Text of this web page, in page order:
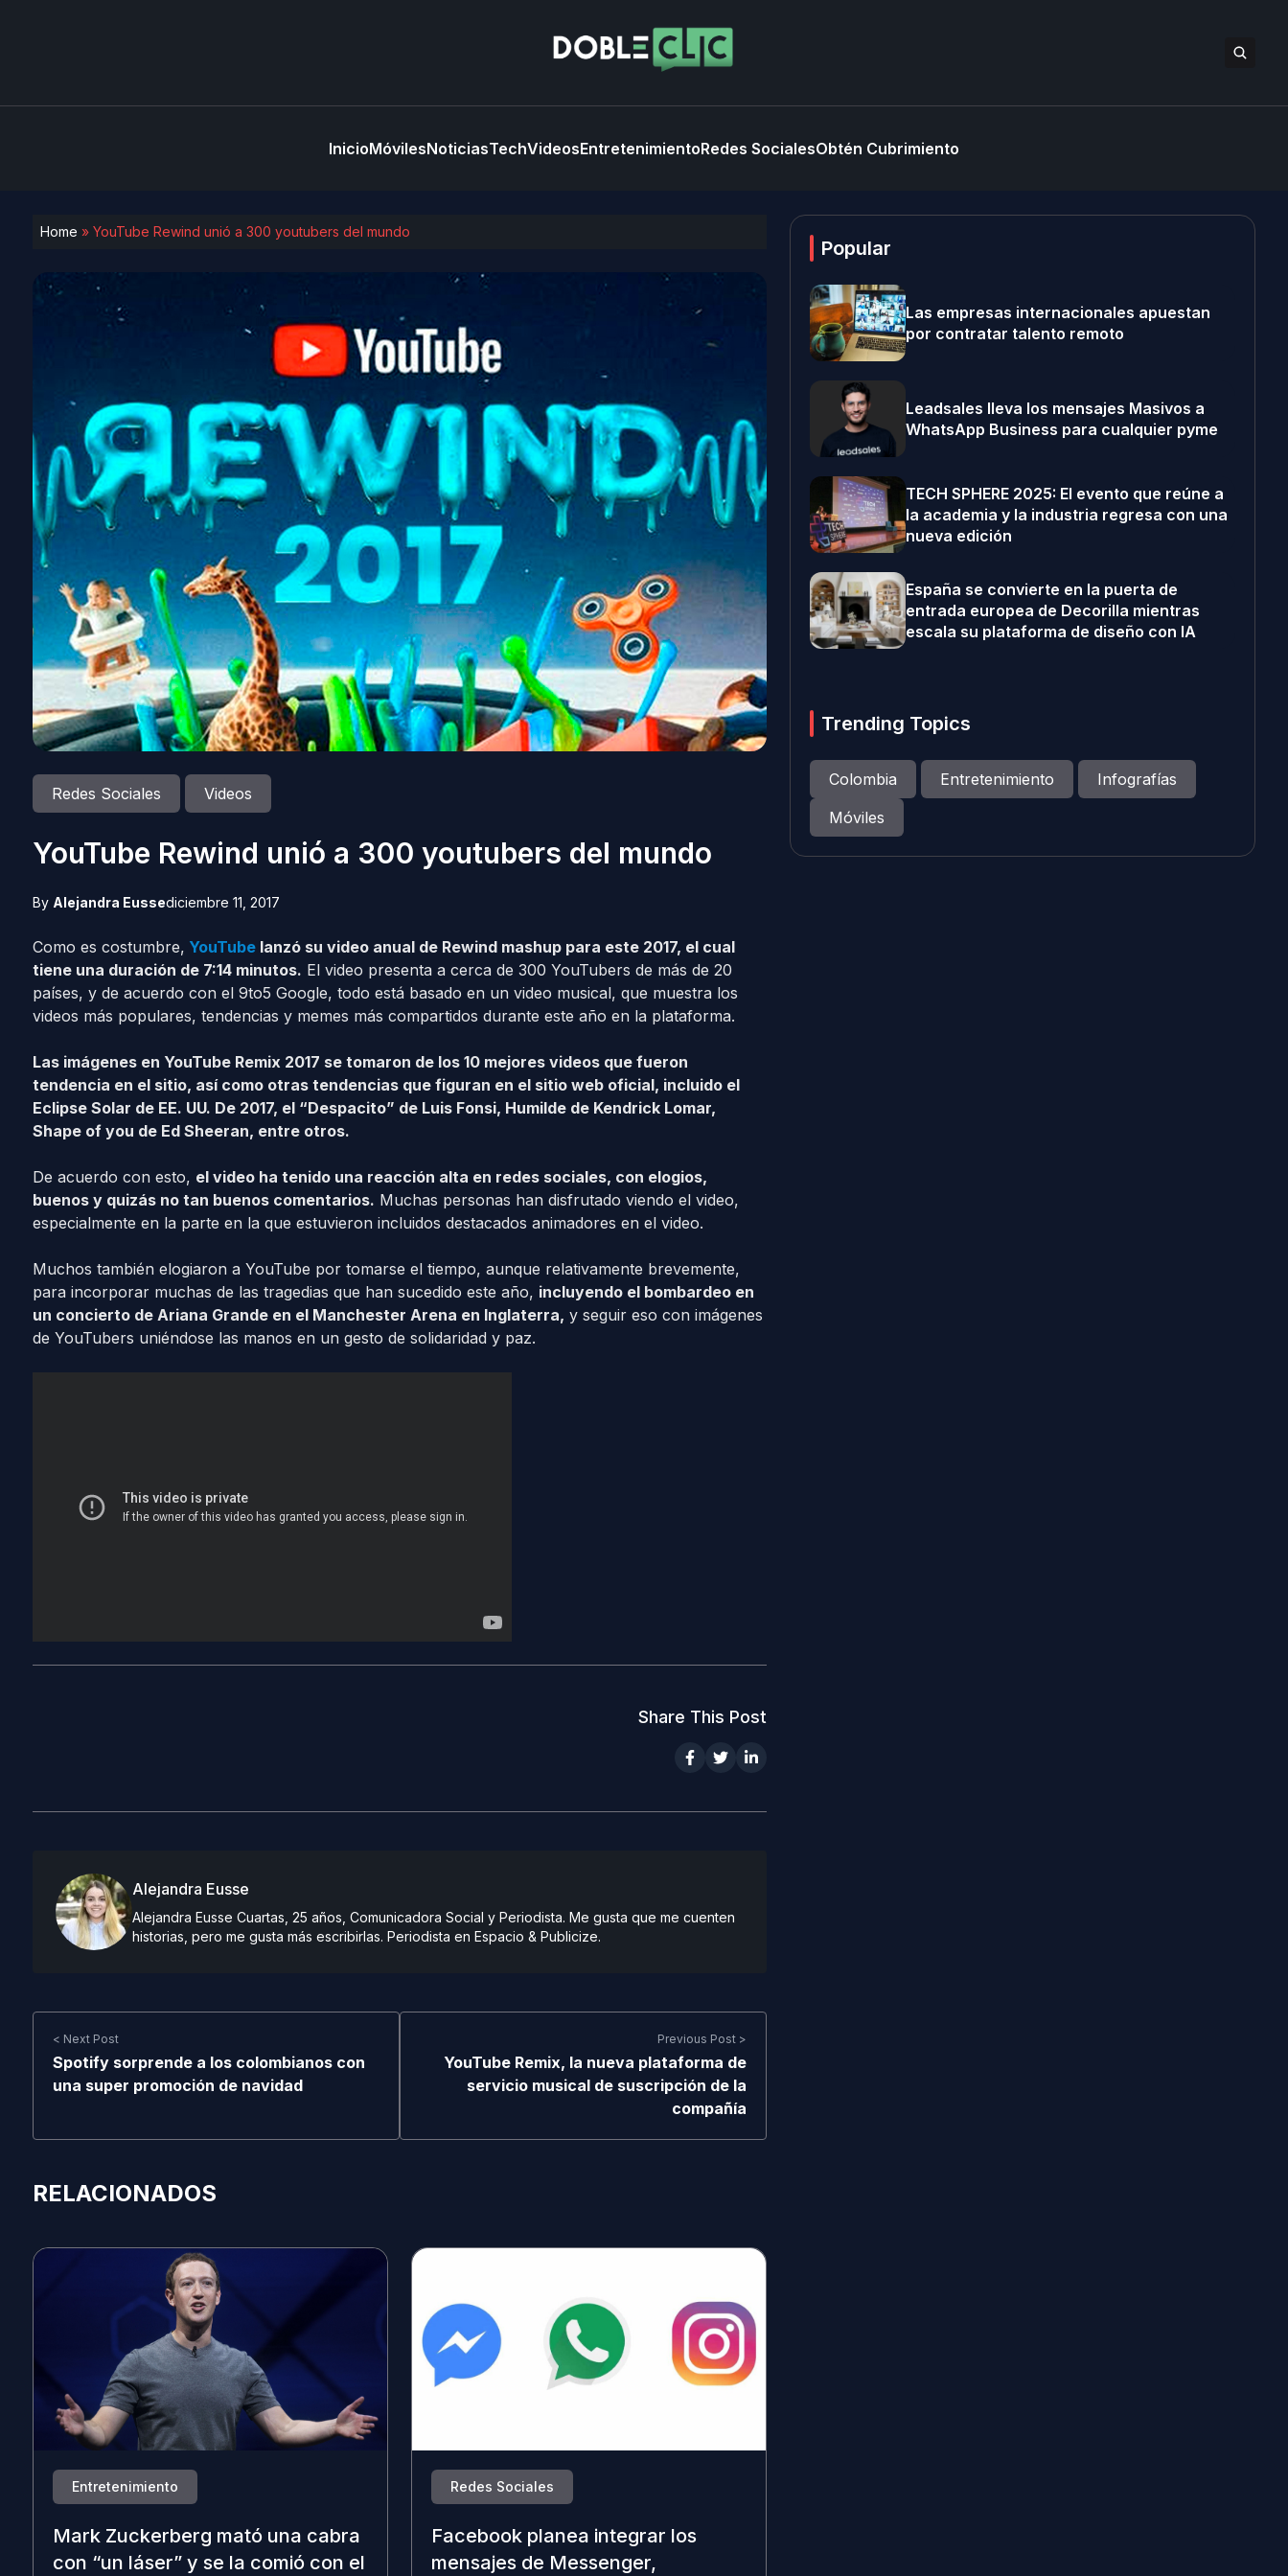
InicioMóvilesNoticiasTechVideosEntretenimientoRedes SocialesObtén Cubrimiento
Home » YouTube Rewind unió a 300 youtubers del mundo
Redes Sociales Videos
YouTube Rewind unió a 300 youtubers del mundo
By Alejandra Eussediciembre 11, 2017
Como es costumbre, YouTubelanzó su video anual de Rewind mashup para este 2017, el cual
tiene una duración de 7:14 minutos. El video presenta a cerca de 300 YouTubers de más de 20
países, y de acuerdo con el 9to5 Google, todo está basado en un video musical, que muestra los
videos más populares, tendencias y memes más compartidos durante este año en la plataforma.
Las imágenes en YouTube Remix 2017 se tomaron de los 10 mejores videos que fueron
tendencia en el sitio, así como otras tendencias que figuran en el sitio web oficial, incluido el
Eclipse Solar de EE. UU. De 2017, el “Despacito” de Luis Fonsi, Humilde de Kendrick Lomar,
Shape of you de Ed Sheeran, entre otros.
De acuerdo con esto, el video ha tenido una reacción alta en redes sociales, con elogios,
buenos y quizás no tan buenos comentarios. Muchas personas han disfrutado viendo el video,
especialmente en la parte en la que estuvieron incluidos destacados animadores en el video.
Muchos también elogiaron a YouTube por tomarse el tiempo, aunque relativamente brevemente,
para incorporar muchas de las tragedias que han sucedido este año, incluyendo el bombardeo en
un concierto de Ariana Grande en el Manchester Arena en Inglaterra, y seguir eso con imágenes
de YouTubers uniéndose las manos en un gesto de solidaridad y paz.
Share This Post
Alejandra Eusse
Alejandra Eusse Cuartas, 25 años, Comunicadora Social y Periodista. Me gusta que me cuenten
historias, pero me gusta más escribirlas. Periodista en Espacio & Publicize.
< Next Post
Spotify sorprende a los colombianos con
una super promoción de navidad
Previous Post >
YouTube Remix, la nueva plataforma de
servicio musical de suscripción de la
compañía
RELACIONADOS
Entretenimiento
Mark Zuckerberg mató una cabra
con “un láser” y se la comió con el
Redes Sociales
Facebook planea integrar los
mensajes de Messenger,
Popular
Las empresas internacionales apuestan
por contratar talento remoto
Leadsales lleva los mensajes Masivos a
WhatsApp Business para cualquier pyme
TECH SPHERE 2025: El evento que reúne a
la academia y la industria regresa con una
nueva edición
España se convierte en la puerta de
entrada europea de Decorilla mientras
escala su plataforma de diseño con IA
Trending Topics
Colombia Entretenimiento
Infografías
Móviles